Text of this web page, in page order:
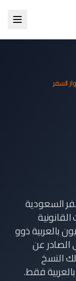
السفر
السعودية
بالعربية ذوو
عن
النسخ
فقط.